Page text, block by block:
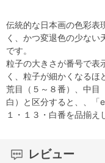
伝統的な日本画の色彩表
く、かつ変退色の少な
です。
粒子の大きさが番号で表
く、粒子が細かくなるほ
荒目（５～８番）、中目
白）と区分すると、、「
１・１３・白番を品揃え
レビュー